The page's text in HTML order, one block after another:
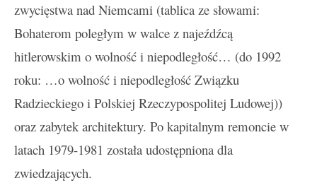
zwycięstwa nad Niemcami (tablica ze słowami:
Bohaterom poległym w walce z najeźdźcą
hitlerowskim o wolność i niepodległość… (do 1992
roku: …o wolność i niepodległość Związku
Radzieckiego i Polskiej Rzeczypospolitej Ludowej))
oraz zabytek architektury. Po kapitalnym remoncie w
latach 1979-1981 została udostępniona dla
zwiedzających.